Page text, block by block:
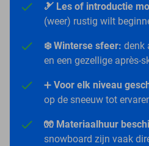
🎿 Les of introductie
(weer) rustig wilt
❄️ Winterse sfeer: denk
en een gezellige après-
➕ Voor elk niveau
op de sneeuw tot
🧤 Materiaalhuur
snowboard zijn vaak